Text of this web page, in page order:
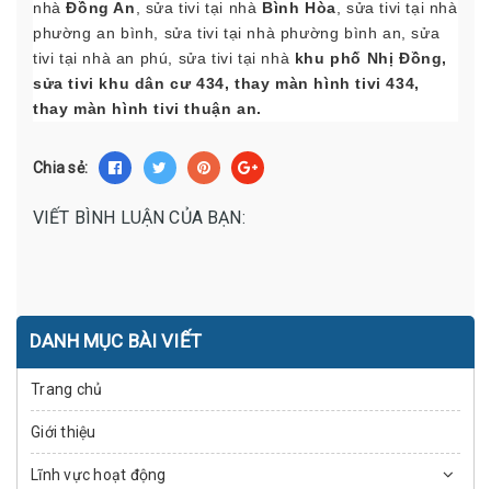
nhàĐồng An , sửa tivi tại nhà Bình Hòa , sửa tivi tại nhà
phường an bình, sửa tivi tại nhà phường bình an, sửa
tivi tại nhà an phú, sửa tivi tại nhà khu phố Nhị Đồng,
sửa tivi khu dân cư 434, thay màn hình tivi 434,
thay màn hình tivi thuận an.
Chia sẻ:
VIẾT BÌNH LUẬN CỦA BẠN:
DANH MỤC BÀI VIẾT
Trang chủ
Giới thiệu
Lĩnh vực hoạt động